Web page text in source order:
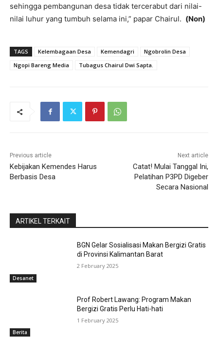
sehingga pembangunan desa tidak tercerabut dari nilai-
nilai luhur yang tumbuh selama ini,” papar Chairul. (Non)
TAGS Kelembagaan Desa Kemendagri
Ngobrolin Desa
Ngopi Bareng Media
Tubagus Chairul Dwi Sapta.
Previous article
Kebijakan Kemendes Harus
Berbasis Desa
Next article
Catat! Mulai Tanggal Ini,
Pelatihan P3PD Digeber
Secara Nasional
ARTIKEL TERKAIT
Desanet
BGN Gelar Sosialisasi Makan Bergizi Gratis
di Provinsi Kalimantan Barat
2 February 2025
Berita
Prof Robert Lawang: Program Makan
Bergizi Gratis Perlu Hati-hati
1 February 2025